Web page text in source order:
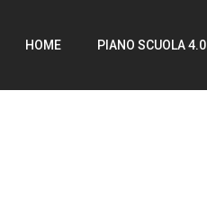
HOME PIANO SCUOLA 4.0